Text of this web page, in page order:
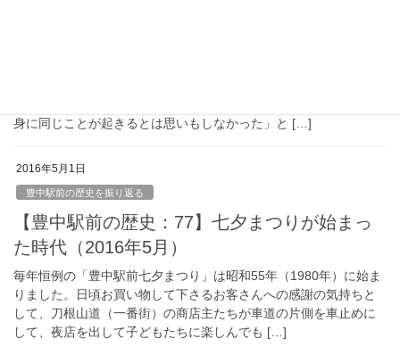
身に同じことが起きるとは思いもしなかった」と […]
2016年5月1日
豊中駅前の歴史を振り返る
【豊中駅前の歴史：77】七夕まつりが始まっ
た時代（2016年5月）
毎年恒例の「豊中駅前七夕まつり」は昭和55年（1980年）に始ま
りました。日頃お買い物して下さるお客さんへの感謝の気持ちと
して、刀根山道（一番街）の商店主たちが車道の片側を車止めに
して、夜店を出して子どもたちに楽しんでも […]